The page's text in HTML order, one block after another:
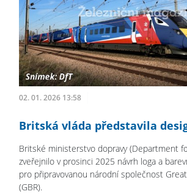
02. 01. 2026 13:58
Britská vláda představila
Britské ministerstvo dopravy (Department
zveřejnilo v prosinci 2025 návrh loga a
pro připravovanou národní společnost
(GBR).